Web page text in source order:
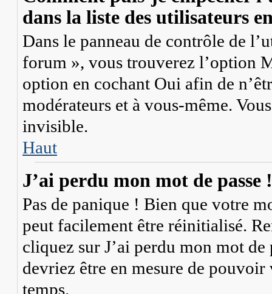
dans la liste des utilisateurs
Dans le panneau de contrôle de
forum », vous trouverez l’option
option en cochant Oui afin de
modérateurs et à vous-même.
invisible.
Haut
J’ai perdu mon mot de passe !
Pas de panique ! Bien que votre
peut facilement être réinitialisé.
cliquez sur J’ai perdu mon mot de
devriez être en mesure de
temps.